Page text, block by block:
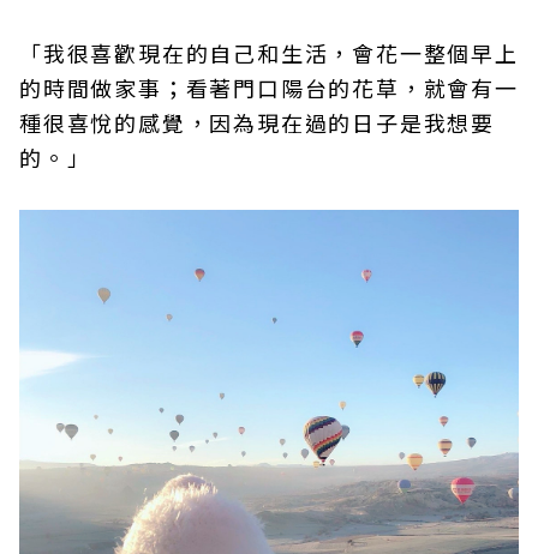
「我很喜歡現在的自己和生活，會花一整個早上
的時間做家事；看著門口陽台的花草，就會有一
種很喜悅的感覺，因為現在過的日子是我想要
的。」